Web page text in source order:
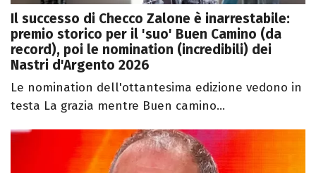
Il successo di Checco Zalone è inarrestabile:
premio storico per il 'suo' Buen Camino (da
record), poi le nomination (incredibili) dei
Nastri d'Argento 2026
Le nomination dell'ottantesima edizione vedono in
testa La grazia mentre Buen camino...